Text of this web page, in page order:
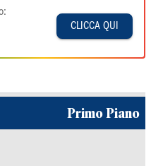
CLICCA QUI
Primo Piano